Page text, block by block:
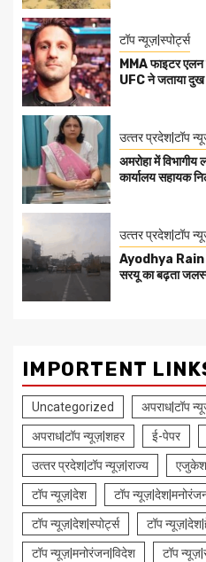
टॉप न्यूज़|स्पोर्ट्स
MMA फाइटर
UFC ने जताया दुख
उत्‍तर प्रदेश|टॉप
अमरोहा में विभागीय
कार्यालय सहायक
उत्‍तर प्रदेश|टॉप
Ayodhya Rain
सरयू का बढ़ता
IMPORTENT
Uncategorized अपराध|टॉप
अपराध|टॉप न्यूज़|शहर ई-पेपर
उत्‍तर प्रदेश|टॉप न्यूज़|राज्य
टॉप न्यूज़|देश टॉप
टॉप न्यूज़|देश|स्पोर्ट्स टॉप
टॉप न्यूज़|मनोरंजन|विदेश टॉप